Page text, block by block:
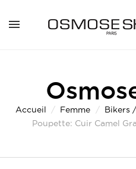
Accueil Femme Bikers
Poupette: Cuir Camel